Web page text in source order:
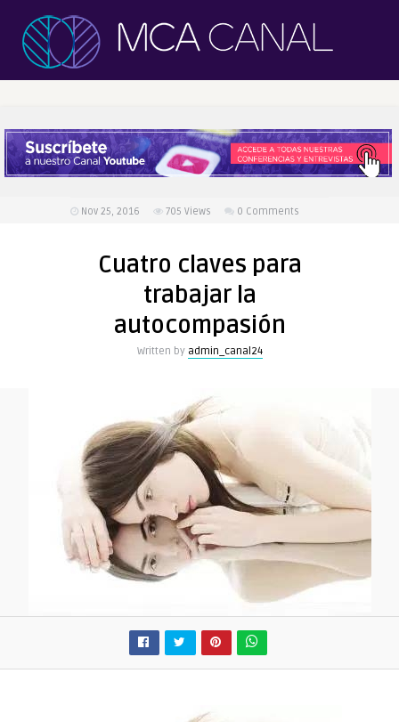
Nov 25, 2016 705 Views 0 Comments
Cuatro claves para
trabajar la
autocompasión
Written by admin_canal24